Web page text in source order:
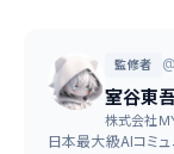
監修者
室谷東
株式会社
日本最大級AIコミュ